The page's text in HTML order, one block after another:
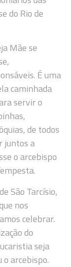
do Rio de
Mãe se
É uma
caminhada
servir o
de todos
juntos a
o arcebispo
São Tarcísio,
nos
celebrar.
do
seja
o arcebispo.